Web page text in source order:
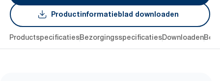
Productinformatieblad downloaden
ProductspecificatiesBezorgingsspecificatiesDownloaden